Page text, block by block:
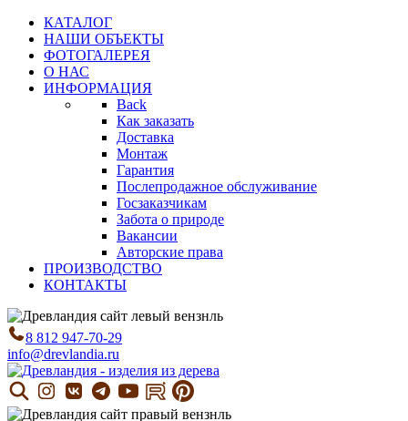
КАТАЛОГ
НАШИ ОБЪЕКТЫ
ФОТОГАЛЕРЕЯ
О НАС
ИНФОРМАЦИЯ
Back
Как заказать
Доставка
Монтаж
Гарантия
Послепродажное обслуживание
Госзаказчикам
Забота о природе
Вакансии
Авторские права
ПРОИЗВОДСТВО
КОНТАКТЫ
8 812 947-70-29
info@drevlandia.ru